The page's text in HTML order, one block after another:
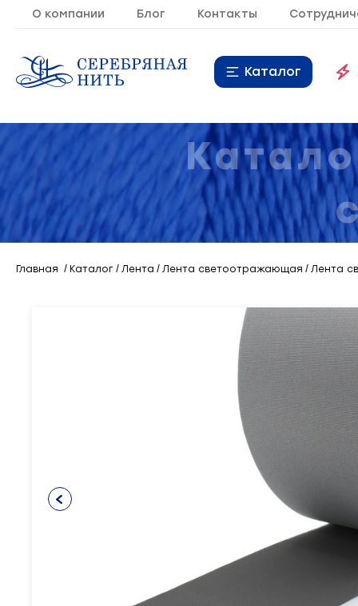
О компании Блог Контакты
Каталог
Молния 9
Резинка 10
Кант
Лента 20
Упаковочные материалы 12
Клеевые и прокладочные
Косая бейка
Прикладные материалы
Главная Каталог Лента Лента светоотражающая Лента